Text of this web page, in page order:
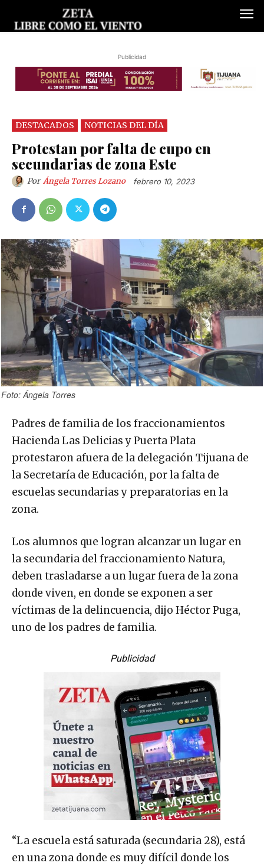
Publicidad
DESTACADOS NOTICIAS DEL DÍA
Protestan por falta de cupo en
secundarias de zona Este
Por Ángela Torres Lozano febrero 10, 2023
Foto: Ángela Torres
Padres de familia de los fraccionamientos
Hacienda Las Delicias y Puerta Plata
protestaron afuera de la delegación Tijuana de
la Secretaría de Educación, por la falta de
escuelas secundarias y preparatorias en la
zona.
Los alumnos que logran alcanzar un lugar en
la secundaria del fraccionamiento Natura,
deben trasladarse a un lugar fuera de la zona
donde viven, en donde se exponen a ser
víctimas de la delincuencia, dijo Héctor Puga,
uno de los padres de familia.
Publicidad
“La escuela está saturada (secundaria 28), está
en una zona donde es muy difícil donde los